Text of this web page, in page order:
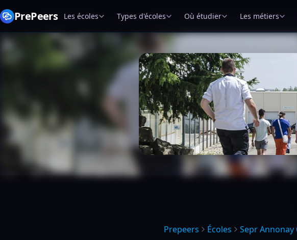
PrePeers Les écoles Types d'écoles Où étudier Les métiers
Prepeers Écoles Sepr